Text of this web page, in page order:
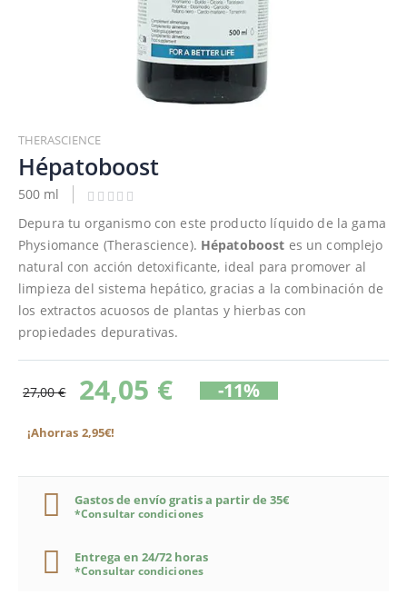
al
comienzo
de
la
galería
imágenes
THERASCIENCE
Hépatoboost
500 ml
Depura tu organismo con este producto líquido de la gama
Physiomance (Therascience). Hépatoboost es un complejo
natural con acción detoxificante, ideal para promover al
limpieza del sistema hepático, gracias a la combinación de
los extractos acuosos de plantas y hierbas con
propiedades depurativas.
27,00 € 24,05 € -11%
¡Ahorras 2,95€!
Gastos de envío gratis a partir de 35€
*Consultar condiciones
Entrega en 24/72 horas
*Consultar condiciones